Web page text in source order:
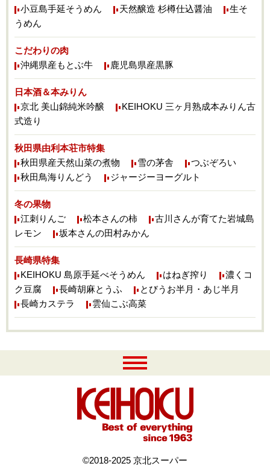
小豆島手延そうめん
天然醸造 杉樽仕込醤油
生そ
うめん
こだわりの肉
沖縄県産もとぶ牛
鹿児島県産黒豚
日本酒＆本みりん
京北 美山錦純米吟醸
KEIHOKU 三ヶ月熟成本みりん古
式造り
秋田県由利本荘市特集
秋田県産天然山菜の煮物
雪の茅舎
つぶぞろい
秋田鳥海りんどう
ジャージーヨーグルト
冬の果物
江刺りんご
松本さんの柿
古川さんが育てた岩城島
レモン
坂本さんの田村みかん
長崎県特集
KEIHOKU 島原手延べそうめん
はねぎ搾り
濃くコ
ク豆腐
長崎胡麻とうふ
とびうお半月・あじ半月
長崎カステラ
雲仙こぶ高菜
©2018-2025 京北スーパー